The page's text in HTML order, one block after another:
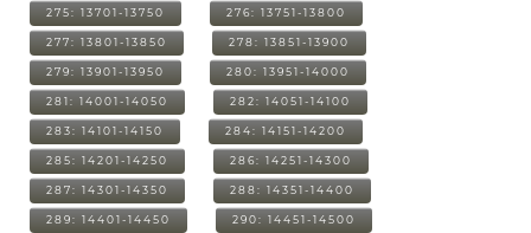
275: 13701-13750 276: 13751-13800
277: 13801-13850 278: 13851-13900
279: 13901-13950 280: 13951-14000
281: 14001-14050 282: 14051-14100
283: 14101-14150 284: 14151-14200
285: 14201-14250 286: 14251-14300
287: 14301-14350 288: 14351-14400
289: 14401-14450 290: 14451-14500